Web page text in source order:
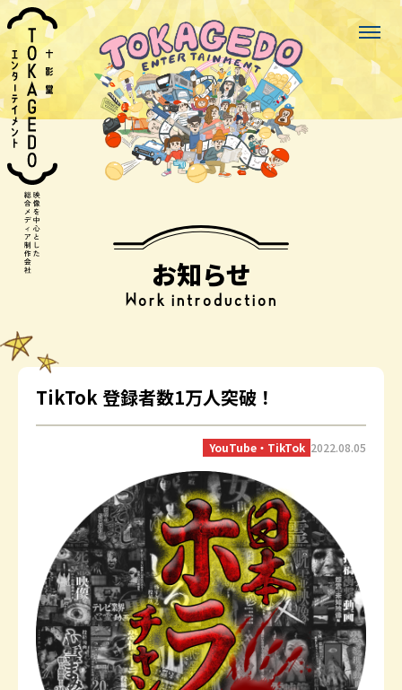
お知らせ
Work introduction
TikTok 登録者数1万人突破！
YouTube・TikTok 2022.08.05